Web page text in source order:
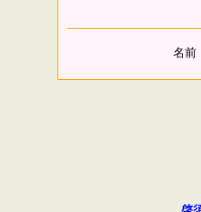
名前